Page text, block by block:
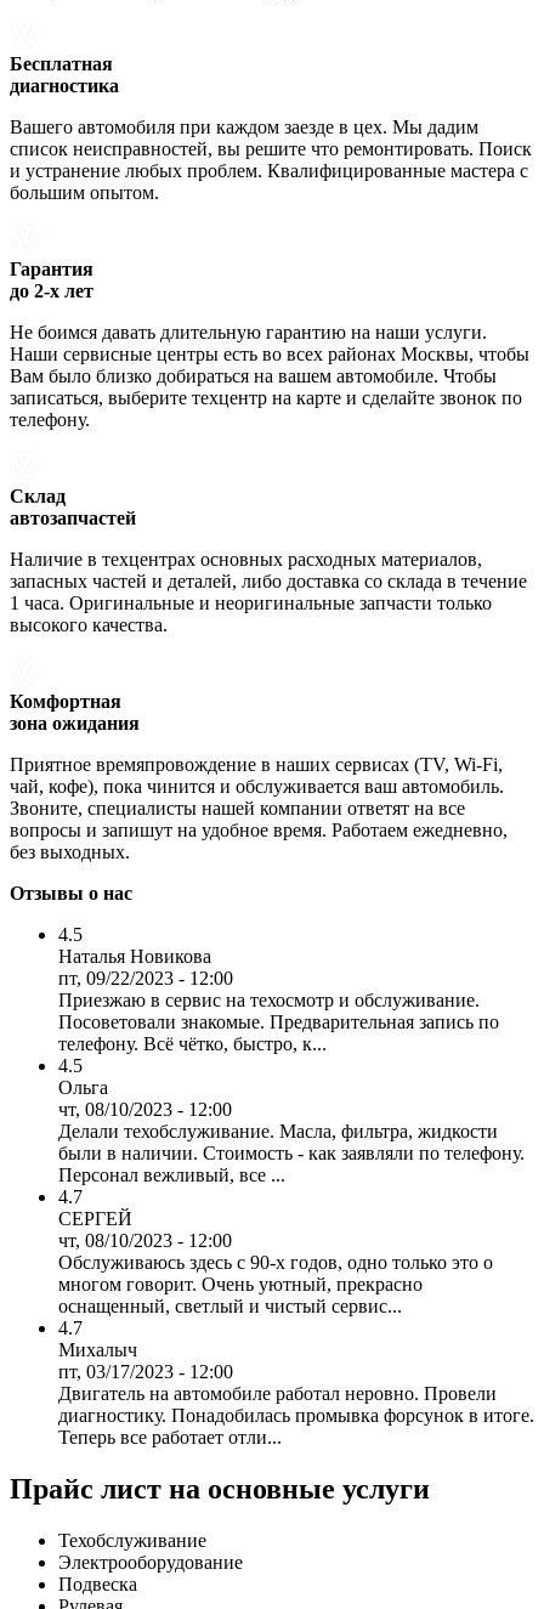
Бесплатная
диагностика
Вашего автомобиля при каждом заезде в цех. Мы дадим
список неисправностей, вы решите что ремонтировать. Поиск
и устранение любых проблем. Квалифицированные мастера с
большим опытом.
Гарантия
до 2-х лет
Не боимся давать длительную гарантию на наши услуги.
Наши сервисные центры есть во всех районах Москвы, чтобы
Вам было близко добираться на вашем автомобиле. Чтобы
записаться, выберите техцентр на карте и сделайте звонок по
телефону.
Склад
автозапчастей
Наличие в техцентрах основных расходных материалов,
запасных частей и деталей, либо доставка со склада в течение
1 часа. Оригинальные и неоригинальные запчасти только
высокого качества.
Комфортная
зона ожидания
Приятное времяпровождение в наших сервисах (TV, Wi-Fi,
чай, кофе), пока чинится и обслуживается ваш автомобиль.
Звоните, специалисты нашей компании ответят на все
вопросы и запишут на удобное время. Работаем ежедневно,
без выходных.
Отзывы о нас
4.5
Наталья Новикова
пт, 09/22/2023 - 12:00
Приезжаю в сервис на техосмотр и обслуживание.
Посоветовали знакомые. Предварительная запись по
телефону. Всё чётко, быстро, к...
4.5
Ольга
чт, 08/10/2023 - 12:00
Делали техобслуживание. Масла, фильтра, жидкости
были в наличии. Стоимость - как заявляли по телефону.
Персонал вежливый, все ...
4.7
СЕРГЕЙ
чт, 08/10/2023 - 12:00
Обслуживаюсь здесь с 90-х годов, одно только это о
многом говорит. Очень уютный, прекрасно
оснащенный, светлый и чистый сервис...
4.7
Михалыч
пт, 03/17/2023 - 12:00
Двигатель на автомобиле работал неровно. Провели
диагностику. Понадобилась промывка форсунок в итоге.
Теперь все работает отли...
Прайс лист на основные услуги
Техобслуживание
Электрооборудование
Подвеска